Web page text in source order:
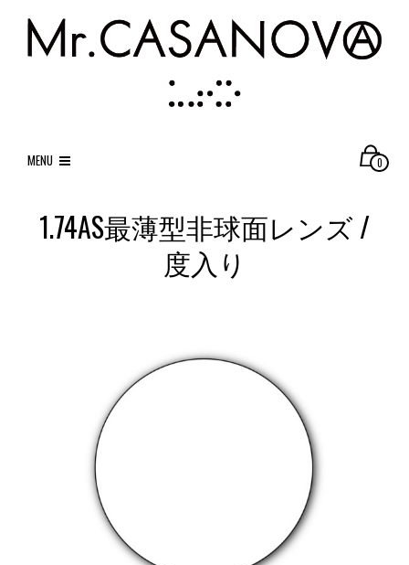
MENU 0
1.74AS最薄型非球面レンズ /
度入り